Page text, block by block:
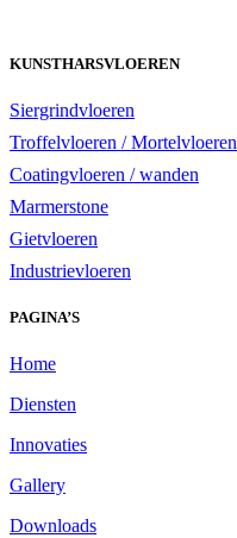
KUNSTHARSVLOEREN
Siergrindvloeren
Troffelvloeren / Mortelvloeren
Coatingvloeren / wanden
Marmerstone
Gietvloeren
Industrievloeren
PAGINA’S
Home
Diensten
Innovaties
Gallery
Downloads